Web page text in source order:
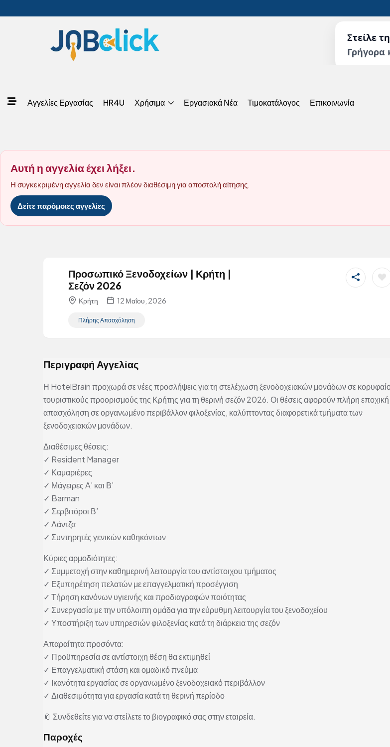
Στείλε
Γρήγορα
Αγγελίες Εργασίας HR4U Χρήσιμα Εργασιακά Νέα Τιμοκατάλογος Επικοινωνία
Αυτή η αγγελία έχει λήξει.
Η συγκεκριμένη αγγελία δεν είναι πλέον διαθέσιμη για αποστολή αίτησης.
Δείτε παρόμοιες αγγελίες
Προσωπικό Ξενοδοχείων | Κρήτη |
Σεζόν 2026
Κρήτη 12 Μαΐου, 2026
Πλήρης Απασχόληση
Περιγραφή Αγγελίας
Η HotelBrain προχωρά σε νέες προσλήψεις για τη στελέχωση ξενοδοχειακών μονάδων σε
τουριστικούς προορισμούς της Κρήτης για τη θερινή σεζόν 2026. Οι θέσεις αφορούν πλήρη εποχική
απασχόληση σε οργανωμένο περιβάλλον φιλοξενίας, καλύπτοντας διαφορετικά τμήματα των
ξενοδοχειακών μονάδων.
Διαθέσιμες θέσεις:
✓ Resident Manager
✓ Καμαριέρες
✓ Μάγειρες Α’ και Β’
✓ Barman
✓ Σερβιτόροι Β’
✓ Λάντζα
✓ Συντηρητές γενικών καθηκόντων
Κύριες αρμοδιότητες:
✓ Συμμετοχή στην καθημερινή λειτουργία του αντίστοιχου τμήματος
✓ Εξυπηρέτηση πελατών με επαγγελματική προσέγγιση
✓ Τήρηση κανόνων υγιεινής και προδιαγραφών ποιότητας
✓ Συνεργασία με την υπόλοιπη ομάδα για την εύρυθμη λειτουργία του ξενοδοχείου
✓ Υποστήριξη των υπηρεσιών φιλοξενίας κατά τη διάρκεια της σεζόν
Απαραίτητα προσόντα:
✓ Προϋπηρεσία σε αντίστοιχη θέση θα εκτιμηθεί
✓ Επαγγελματική στάση και ομαδικό πνεύμα
✓ Ικανότητα εργασίας σε οργανωμένο ξενοδοχειακό περιβάλλον
✓ Διαθεσιμότητα για εργασία κατά τη θερινή περίοδο
📎 Συνδεθείτε για να στείλετε το βιογραφικό σας στην εταιρεία.
Παροχές